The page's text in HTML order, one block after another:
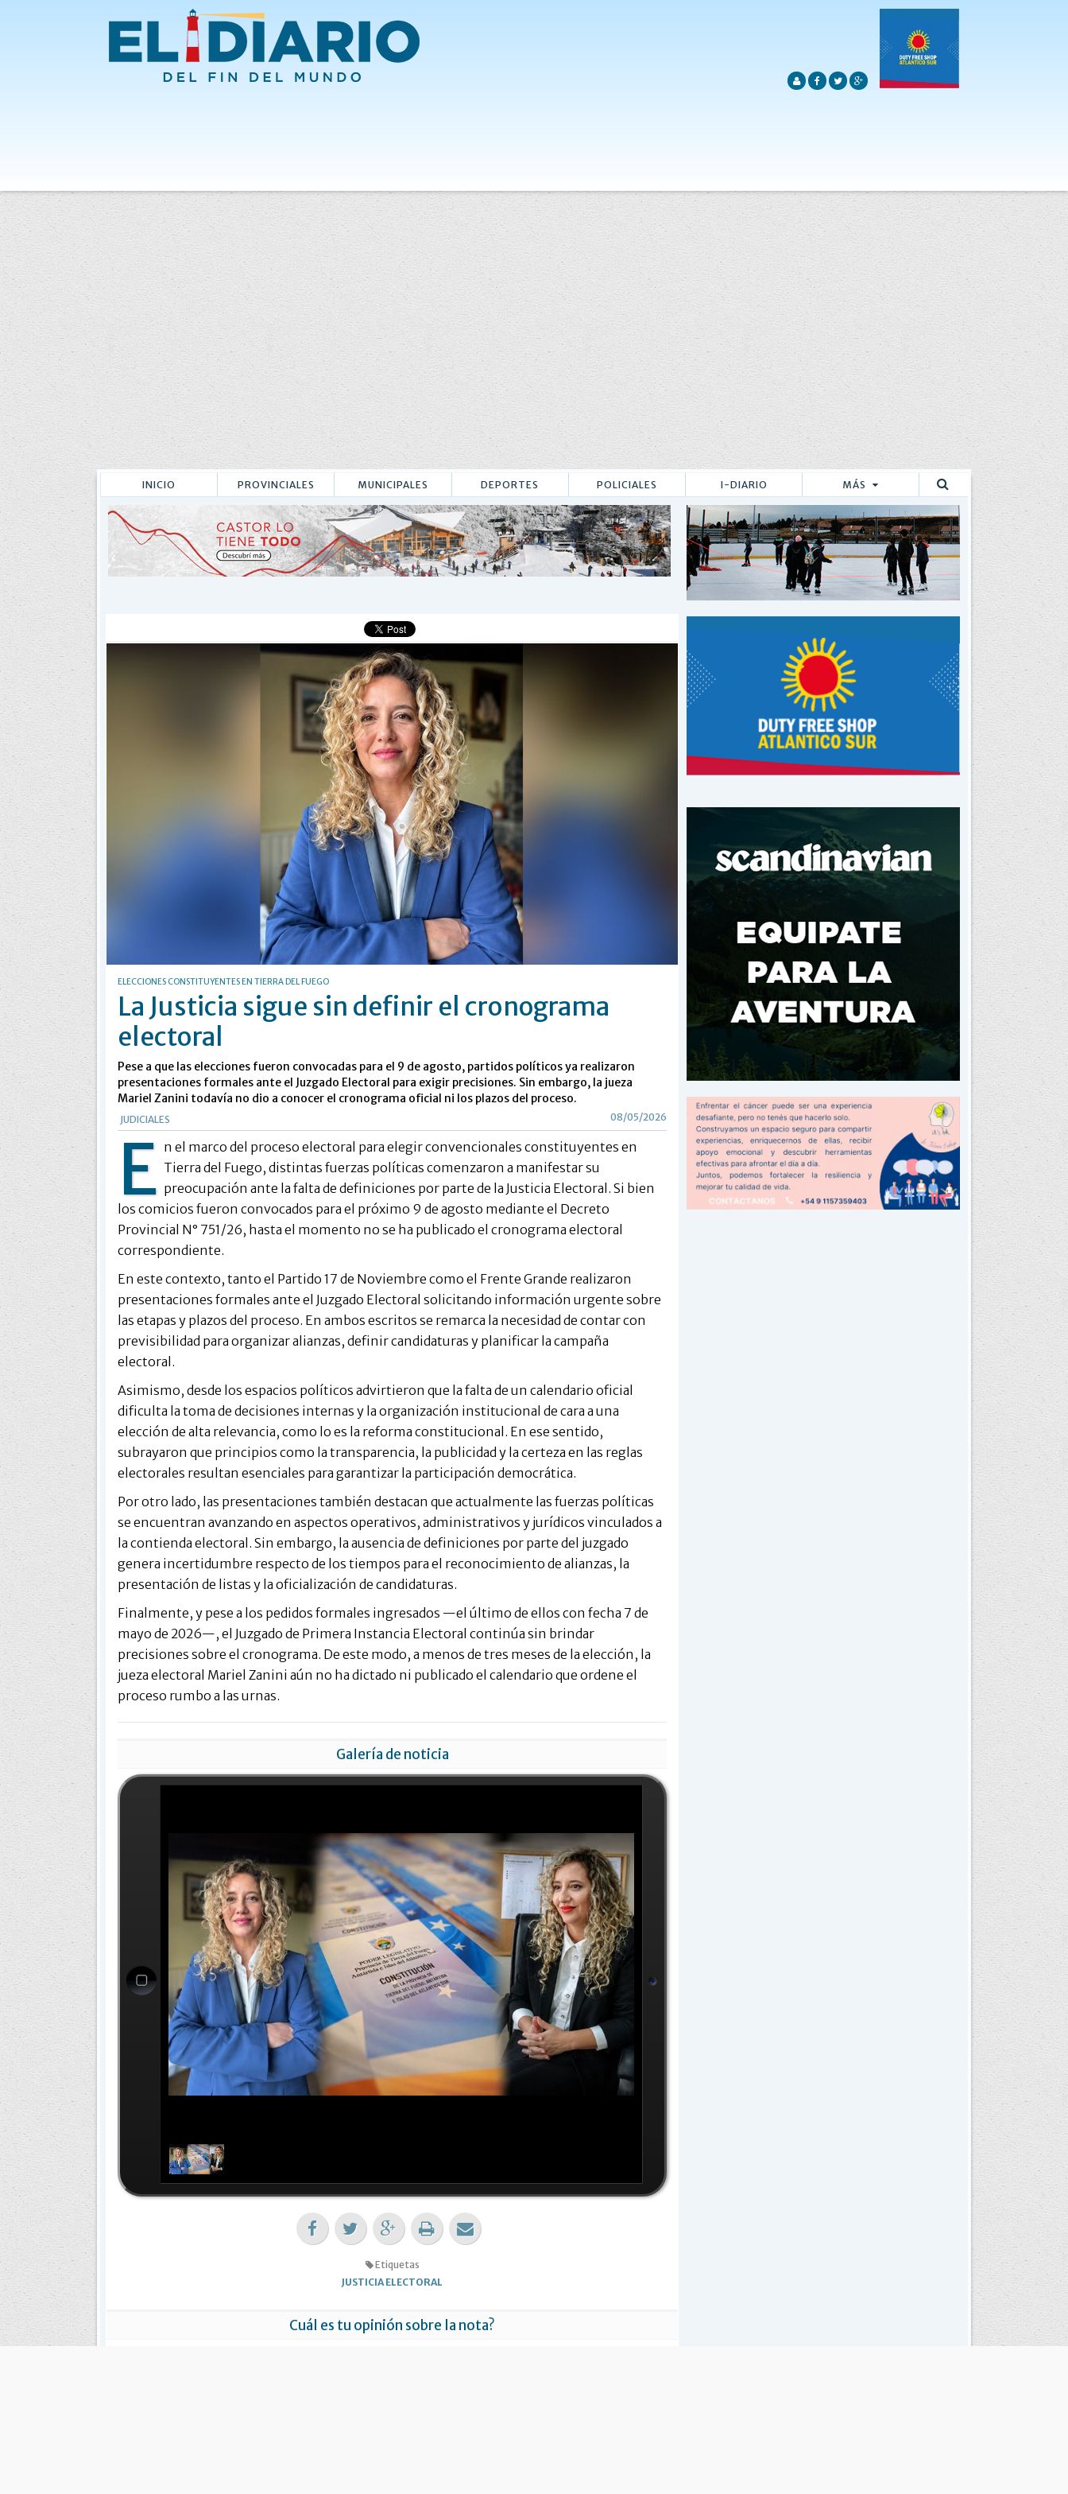
INICIO PROVINCIALES MUNICIPALES DEPORTES POLICIALES I-DIARIO MÁS
Buscar
ELECCIONES CONSTITUYENTES EN TIERRA DEL FUEGO
La Justicia sigue sin definir el cronograma
electoral
Pese a que las elecciones fueron convocadas para el 9 de agosto, partidos políticos ya realizaron
presentaciones formales ante el Juzgado Electoral para exigir precisiones. Sin embargo, la jueza
Mariel Zanini todavía no dio a conocer el cronograma oficial ni los plazos del proceso.
JUDICIALES 08/05/2026
E n el marco del proceso electoral para elegir convencionales constituyentes en
Tierra del Fuego, distintas fuerzas políticas comenzaron a manifestar su
preocupación ante la falta de definiciones por parte de la Justicia Electoral. Si bien
los comicios fueron convocados para el próximo 9 de agosto mediante el Decreto
Provincial N° 751/26, hasta el momento no se ha publicado el cronograma electoral
correspondiente.
En este contexto, tanto el Partido 17 de Noviembre como el Frente Grande realizaron
presentaciones formales ante el Juzgado Electoral solicitando información urgente sobre
las etapas y plazos del proceso. En ambos escritos se remarca la necesidad de contar con
previsibilidad para organizar alianzas, definir candidaturas y planificar la campaña
electoral.
Asimismo, desde los espacios políticos advirtieron que la falta de un calendario oficial
dificulta la toma de decisiones internas y la organización institucional de cara a una
elección de alta relevancia, como lo es la reforma constitucional. En ese sentido,
subrayaron que principios como la transparencia, la publicidad y la certeza en las reglas
electorales resultan esenciales para garantizar la participación democrática.
Por otro lado, las presentaciones también destacan que actualmente las fuerzas políticas
se encuentran avanzando en aspectos operativos, administrativos y jurídicos vinculados a
la contienda electoral. Sin embargo, la ausencia de definiciones por parte del juzgado
genera incertidumbre respecto de los tiempos para el reconocimiento de alianzas, la
presentación de listas y la oficialización de candidaturas.
Finalmente, y pese a los pedidos formales ingresados —el último de ellos con fecha 7 de
mayo de 2026—, el Juzgado de Primera Instancia Electoral continúa sin brindar
precisiones sobre el cronograma. De este modo, a menos de tres meses de la elección, la
jueza electoral Mariel Zanini aún no ha dictado ni publicado el calendario que ordene el
proceso rumbo a las urnas.
Galería de noticia
Etiquetas
JUSTICIA ELECTORAL
Cuál es tu opinión sobre la nota?